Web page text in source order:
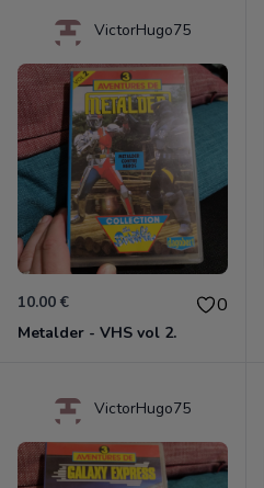
VictorHugo75
10.00 € 0
Metalder - VHS vol 2.
VictorHugo75